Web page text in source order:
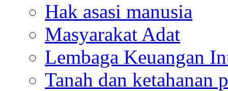
Hak asasi manusia
Masyarakat Adat
Lembaga Keuangan
Tanah dan ketahanan